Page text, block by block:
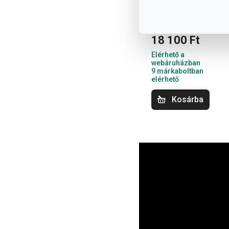
18 100 Ft
Elérhető a
webáruházban
9 márkaboltban
elérhető
Kosárba